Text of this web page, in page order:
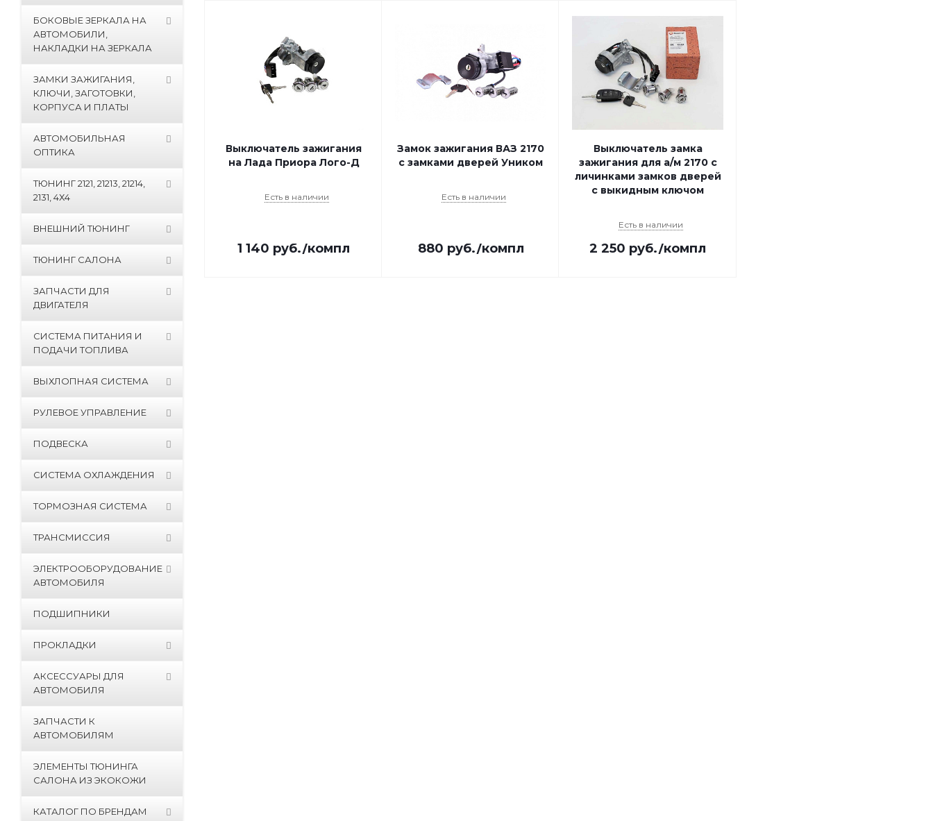
Выключатель зажигания
на Лада Приора Лого-Д
Есть в наличии
1 140 руб./компл
Замок зажигания ВАЗ 2170
с замками дверей Уником
Есть в наличии
880 руб./компл
Выключатель замка
зажигания для а/м 2170 с
личинками замков дверей
с выкидным ключом
Есть в наличии
2 250 руб./компл
БОКОВЫЕ ЗЕРКАЛА НА
АВТОМОБИЛИ,
НАКЛАДКИ НА ЗЕРКАЛА
ЗАМКИ ЗАЖИГАНИЯ,
КЛЮЧИ, ЗАГОТОВКИ,
КОРПУСА И ПЛАТЫ
АВТОМОБИЛЬНАЯ
ОПТИКА
ТЮНИНГ 2121, 21213, 21214,
2131, 4Х4
ВНЕШНИЙ ТЮНИНГ
ТЮНИНГ САЛОНА
ЗАПЧАСТИ ДЛЯ
ДВИГАТЕЛЯ
СИСТЕМА ПИТАНИЯ И
ПОДАЧИ ТОПЛИВА
ВЫХЛОПНАЯ СИСТЕМА
РУЛЕВОЕ УПРАВЛЕНИЕ
ПОДВЕСКА
СИСТЕМА ОХЛАЖДЕНИЯ
ТОРМОЗНАЯ СИСТЕМА
ТРАНСМИССИЯ
ЭЛЕКТРООБОРУДОВАНИЕ
АВТОМОБИЛЯ
ПОДШИПНИКИ
ПРОКЛАДКИ
АКСЕССУАРЫ ДЛЯ
АВТОМОБИЛЯ
ЗАПЧАСТИ К
АВТОМОБИЛЯМ
ЭЛЕМЕНТЫ ТЮНИНГА
САЛОНА ИЗ ЭКОКОЖИ
КАТАЛОГ ПО БРЕНДАМ